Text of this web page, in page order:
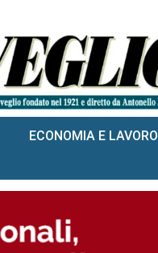
ECONOMIA E LAVORO